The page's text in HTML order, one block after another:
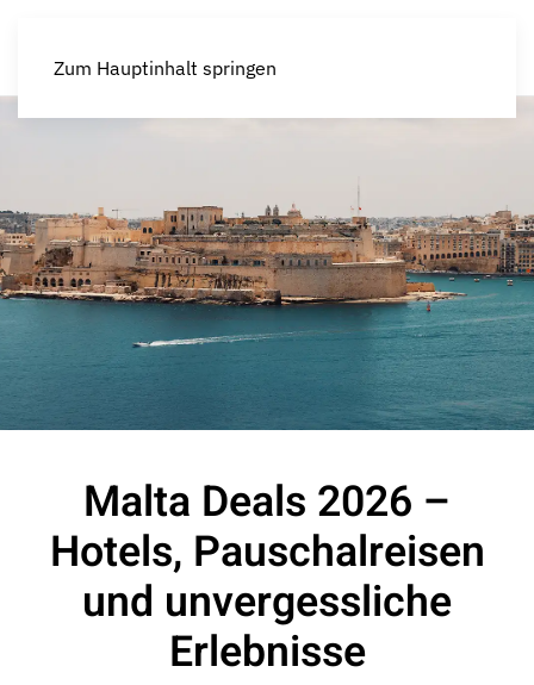
Zum Hauptinhalt springen
Malta Deals 2026 –
Hotels, Pauschalreisen
und unvergessliche
Erlebnisse